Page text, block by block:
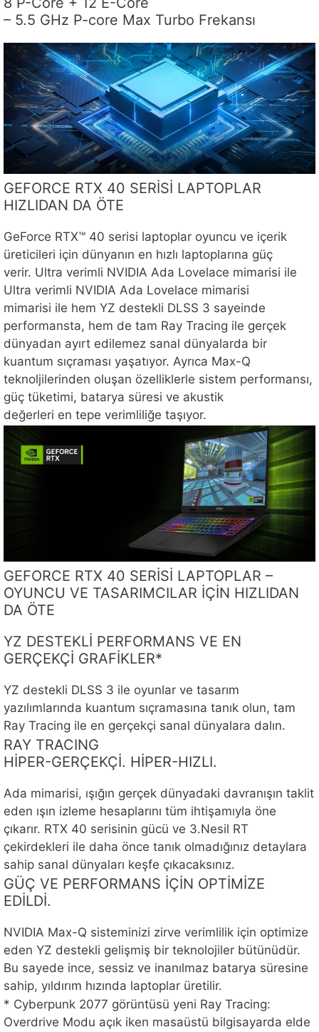
– 5.5 GHz P-core Max Turbo Frekansı
GEFORCE RTX 40 SERİSİ LAPTOPLAR
HIZLIDAN DA ÖTE
GeForce RTX™ 40 serisi laptoplar oyuncu ve içerik
üreticileri için dünyanın en hızlı laptoplarına güç
verir. Ultra verimli NVIDIA Ada Lovelace mimarisi ile
Ultra verimli NVIDIA Ada Lovelace mimarisi
mimarisi ile hem YZ destekli DLSS 3 sayeinde
performansta, hem de tam Ray Tracing ile gerçek
dünyadan ayırt edilemez sanal dünyalarda bir
kuantum sıçraması yaşatıyor. Ayrıca Max-Q
teknoljilerinden oluşan özelliklerle sistem performansı,
güç tüketimi, batarya süresi ve akustik
değerleri en tepe verimliliğe taşıyor.
GEFORCE RTX 40 SERİSİ LAPTOPLAR –
OYUNCU VE TASARIMCILAR İÇİN HIZLIDAN
DA ÖTE
YZ DESTEKLİ PERFORMANS VE EN
GERÇEKÇİ GRAFİKLER*
YZ destekli DLSS 3 ile oyunlar ve tasarım
yazılımlarında kuantum sıçramasına tanık olun, tam
Ray Tracing ile en gerçekçi sanal dünyalara dalın.
RAY TRACING
HİPER-GERÇEKÇİ. HİPER-HIZLI.
Ada mimarisi, ışığın gerçek dünyadaki davranışın taklit
eden ışın izleme hesaplarını tüm ihtişamıyla öne
çıkarır. RTX 40 serisinin gücü ve 3.Nesil RT
çekirdekleri ile daha önce tanık olmadığınız detaylara
sahip sanal dünyaları keşfe çıkacaksınız.
GÜÇ VE PERFORMANS İÇİN OPTİMİZE
EDİLDİ.
NVIDIA Max-Q sisteminizi zirve verimlilik için optimize
eden YZ destekli gelişmiş bir teknolojiler bütünüdür.
Bu sayede ince, sessiz ve inanılmaz batarya süresine
sahip, yıldırım hızında laptoplar üretilir.
* Cyberpunk 2077 görüntüsü yeni Ray Tracing:
Overdrive Modu açık iken masaüstü bilgisayarda elde